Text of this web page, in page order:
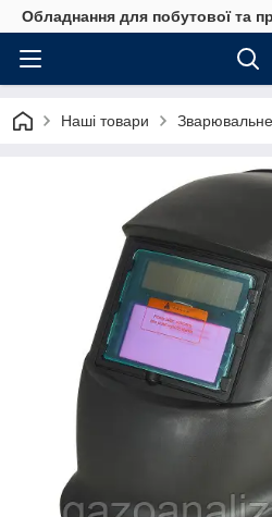
Обладнання для побутової та
Наші товари